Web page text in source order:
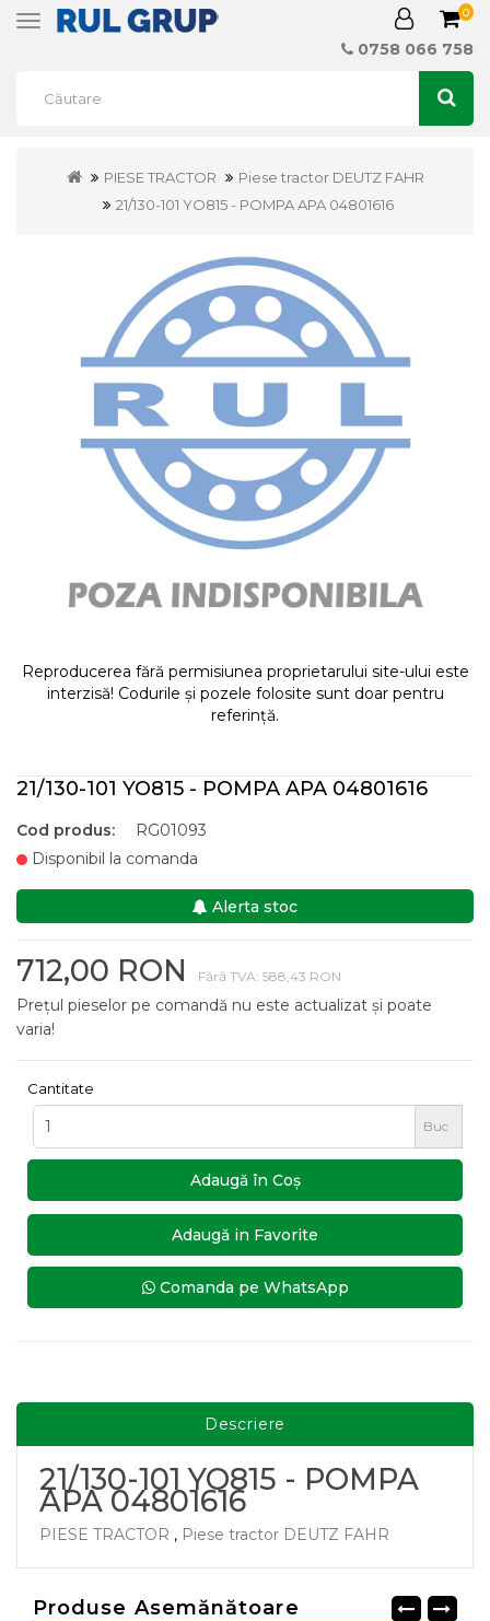
Toggle
0
0758 066 758
PIESE TRACTOR
Piese tractor DEUTZ FAHR
21/130-101 YO815 - POMPA APA 04801616
Reproducerea fără permisiunea proprietarului site-ului este
interzisă! Codurile și pozele folosite sunt doar pentru
referință.
21/130-101 YO815 - POMPA APA 04801616
Cod produs:
RG01093
Disponibil la comanda
Alerta stoc
712,00 RON Fără TVA: 588,43 RON
Prețul pieselor pe comandă nu este actualizat și poate
varia!
Cantitate
Buc
Adaugă în Coş
Adaugă in Favorite
Comanda pe WhatsApp
Descriere
21/130-101 YO815 - POMPA
APA 04801616
PIESE TRACTOR , Piese tractor DEUTZ FAHR
Produse Asemănătoare